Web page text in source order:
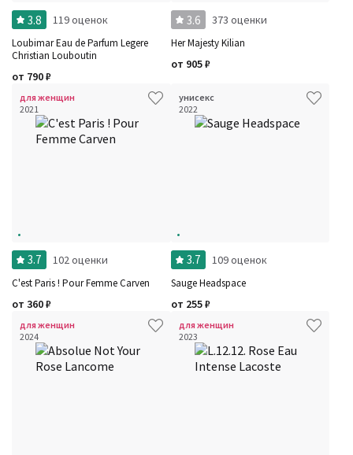
3.8 119 оценок
Loubimar Eau de Parfum Legere
Christian Louboutin
от 790₽
3.6 373 оценки
Her Majesty Kilian
от 905₽
для женщин
2021
3.7 102 оценки
C'est Paris ! Pour Femme Carven
от 360₽
унисекс
2022
3.7 109 оценок
Sauge Headspace
от 255₽
для женщин
2024
для женщин
2023